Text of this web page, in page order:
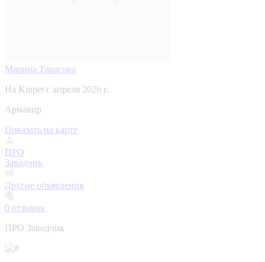
Марина Тарасова
На Kinpet c апреля 2026 г.
Армавир
Показать на карте
ПРО
Заводчик
Другие объявления
0 отзывов
ПРО Заводчик